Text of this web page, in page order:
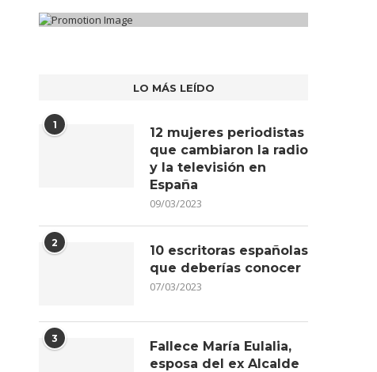
LO MÁS LEÍDO
1
12 mujeres periodistas
que cambiaron la radio
y la televisión en
España
09/03/2023
2
10 escritoras españolas
que deberías conocer
07/03/2023
3
Fallece María Eulalia,
esposa del ex Alcalde